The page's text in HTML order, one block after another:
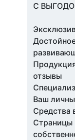
С
отзывы
Ваш
Средства
Страницы